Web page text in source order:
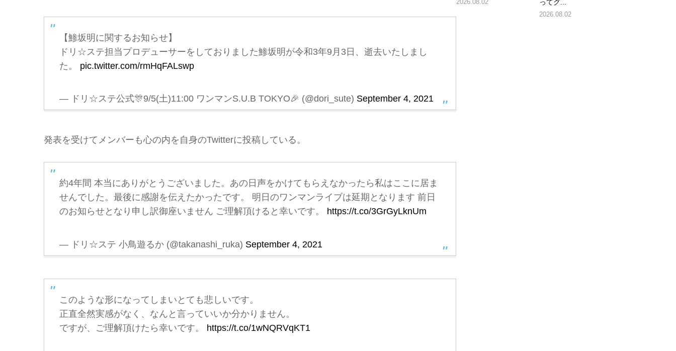
【鯵坂明に関するお知らせ】
ドリ☆ステ担当プロデューサーをしておりました鯵坂明が令和3年9月3日、逝去いたしまし
た。 pic.twitter.com/rmHqFALswp
— ドリ☆ステ公式🎊9/5(土)11:00 ワンマンS.U.B TOKYO🎉 (@dori_sute) September 4, 2021
発表を受けてメンバーも心の内を自身のTwitterに投稿している。
約4年間 本当にありがとうございました。あの日声をかけてもらえなかったら私はここに居ま
せんでした。最後に感謝を伝えたかったです。 明日のワンマンライブは延期となります 前日
のお知らせとなり申し訳御座いません ご理解頂けると幸いです。 https://t.co/3GrGyLknUm
— ドリ☆ステ 小鳥遊るか (@takanashi_ruka) September 4, 2021
このような形になってしまいとても悲しいです。
正直全然実感がなく、なんと言っていいか分かりません。
ですが、ご理解頂けたら幸いです。 https://t.co/1wNQRVqKT1
2026.08.02
ってグ...
2026.08.02